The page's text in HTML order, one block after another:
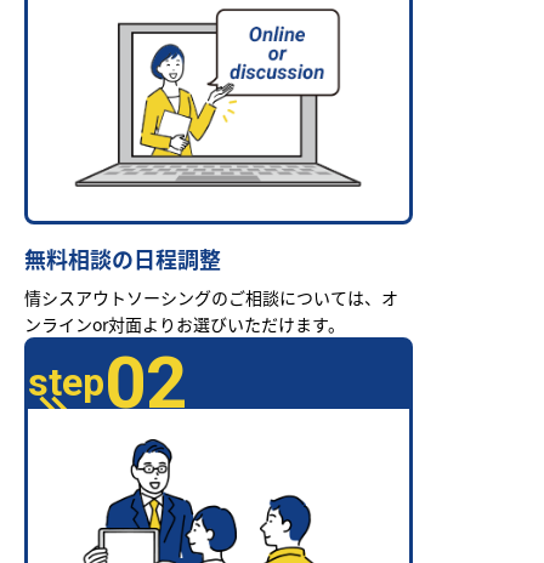
無料相談の日程調整
情シスアウトソーシングのご相談については、オ
ンラインor対面よりお選びいただけます。
step02